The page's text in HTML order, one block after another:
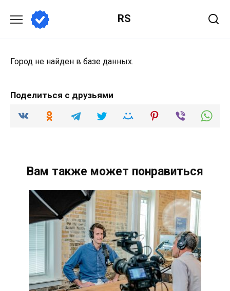
содержанию
RS
Город не найден в базе данных.
Поделиться с друзьями
Вам также может понравиться